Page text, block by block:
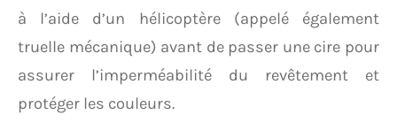
à l’aide d’un hélicoptère (appelé également
truelle mécanique) avant de passer une cire pour
assurer l’imperméabilité du revêtement et
protéger les couleurs.